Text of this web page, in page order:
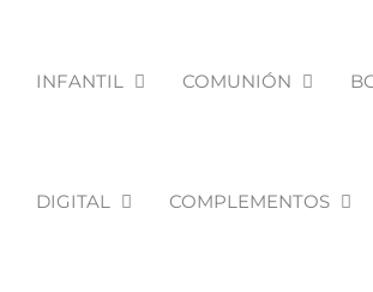
INFANTIL COMUNIÓN
DIGITAL COMPLEMENTOS